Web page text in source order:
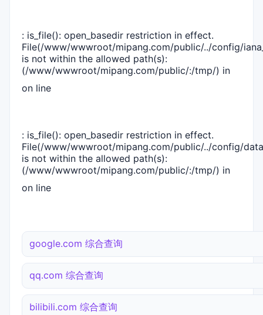
: is_file(): open_basedir restriction in effect.
File(/www/wwwroot/mipang.com/public/../config/
is not within the allowed path(s):
(/www/wwwroot/mipang.com/public/:/tmp/) in
on line
: is_file(): open_basedir restriction in effect.
File(/www/wwwroot/mipang.com/public/../config/
is not within the allowed path(s):
(/www/wwwroot/mipang.com/public/:/tmp/) in
on line
google.com 综合查询
qq.com 综合查询
bilibili.com 综合查询